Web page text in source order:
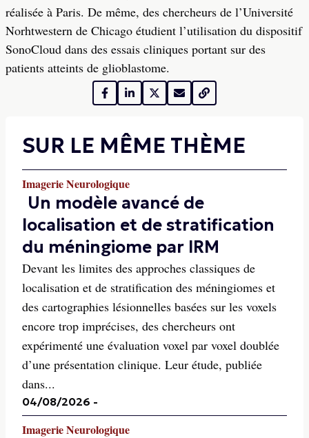
réalisée à Paris. De même, des chercheurs de l’Université
Norhtwestern de Chicago étudient l’utilisation du dispositif
SonoCloud dans des essais cliniques portant sur des
patients atteints de glioblastome.
SUR LE MÊME THÈME
Imagerie Neurologique
Un modèle avancé de
localisation et de stratification
du méningiome par IRM
Devant les limites des approches classiques de
localisation et de stratification des méningiomes et
des cartographies lésionnelles basées sur les voxels
encore trop imprécises, des chercheurs ont
expérimenté une évaluation voxel par voxel doublée
d’une présentation clinique. Leur étude, publiée
dans...
04/08/2026 -
Imagerie Neurologique